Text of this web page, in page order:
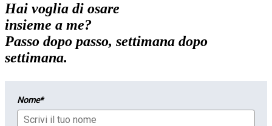
Hai voglia di osare
insieme a me?
Passo dopo passo, settimana dopo
settimana.
Nome*